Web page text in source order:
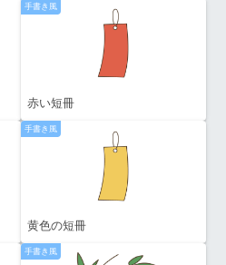
手書き風
赤い短冊
手書き風
黄色の短冊
手書き風